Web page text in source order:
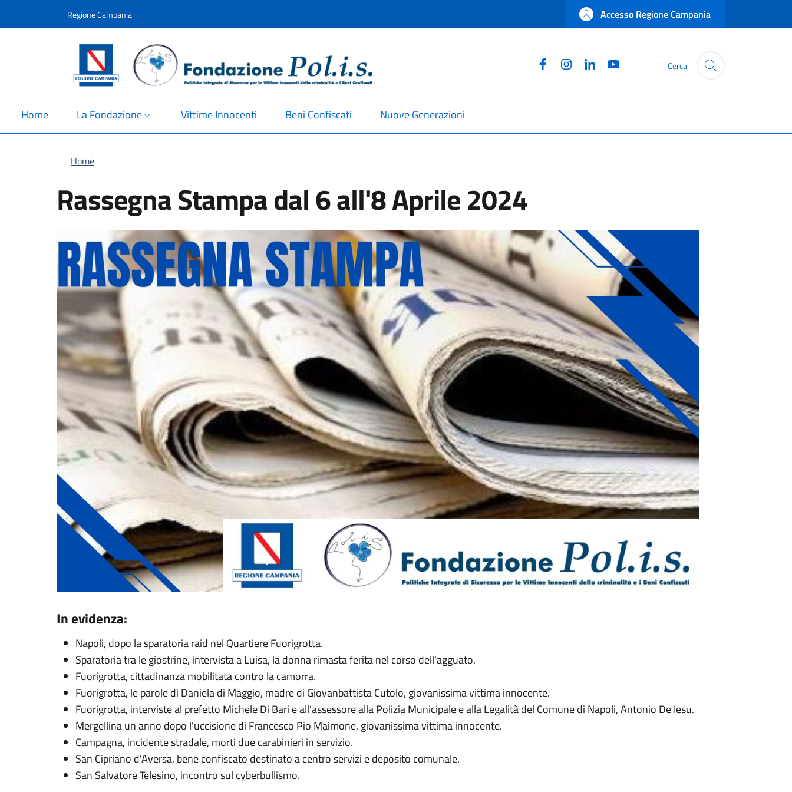
Regione Campania Accesso Regione Campania
FacebookInstagram
Linkedin Cerca
Home La Fondazione Vittime Innocenti Beni Confiscati Nuove Generazioni
Briciole di pane
Home
Rassegna Stampa dal 6 all'8 Aprile 2024
In evidenza:
Napoli, dopo la sparatoria raid nel Quartiere Fuorigrotta.
Sparatoria tra le giostrine, intervista a Luisa, la donna rimasta ferita nel corso dell'agguato.
Fuorigrotta, cittadinanza mobilitata contro la camorra.
Fuorigrotta, le parole di Daniela di Maggio, madre di Giovanbattista Cutolo, giovanissima vittima innocente.
Fuorigrotta, interviste al prefetto Michele Di Bari e all'assessore alla Polizia Municipale e alla Legalità del Comune di Napoli, Antonio De Iesu.
Mergellina un anno dopo l'uccisione di Francesco Pio Maimone, giovanissima vittima innocente.
Campagna, incidente stradale, morti due carabinieri in servizio.
San Cipriano d'Aversa, bene confiscato destinato a centro servizi e deposito comunale.
San Salvatore Telesino, incontro sul cyberbullismo.